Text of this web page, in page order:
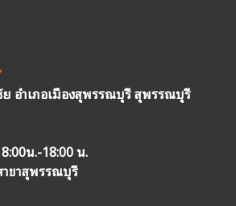
อำเภอเมืองสุพรรณบุรี สุพรรณบุรี
น.-18:00 น.
ขาสุพรรณบุรี